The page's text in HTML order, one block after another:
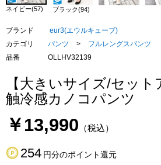
ネイビー(57) ブラック(94)
ブランド
eur3(エウルキューブ)
カテゴリ
パンツ >
フルレングスパンツ
品番
OLLHV32139
【大きいサイズ/セッ
触冷感カノコパンツ
￥13,990 （税込）
254 円分のポイント還元